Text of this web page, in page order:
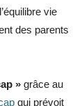
vie
des parents
» grâce au
qui prévoit